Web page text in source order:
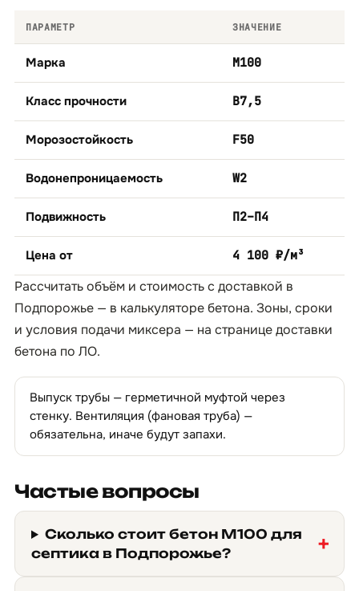
ПАРАМЕТР ЗНАЧЕНИЕ
Марка М100
Класс прочности B7,5
Морозостойкость F50
Водонепроницаемость W2
Подвижность П2–П4
Цена от 4 100 ₽/м³
Рассчитать объём и стоимость с доставкой в
Подпорожье — в калькуляторе бетона. Зоны, сроки
и условия подачи миксера — на страницедоставки
бетона по ЛО.
Выпуск трубы — герметичной муфтой через
стенку. Вентиляция (фановая труба) —
обязательна, иначе будут запахи.
Частые вопросы
Сколько стоит бетон М100 для
септика в Подпорожье?